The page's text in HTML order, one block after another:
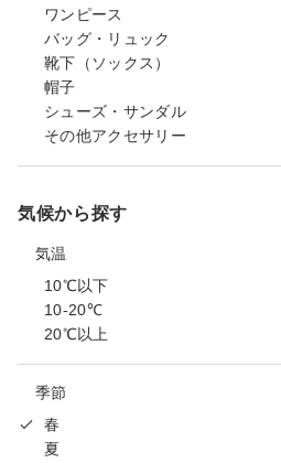
ワンピース
バッグ・リュック
靴下（ソックス）
帽子
シューズ・サンダル
その他アクセサリー
気候から探す
気温
10℃以下
10-20℃
20℃以上
季節
春
夏